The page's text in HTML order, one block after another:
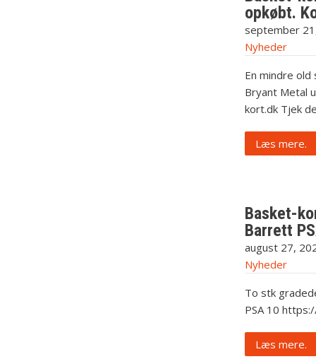
opkøbt.
september
Nyheder
En mindre
Bryant Metal
kort.dk Tjek
Læs mere.
Basket-
Barrett
august 27,
Nyheder
To stk
PSA 10
Læs mere.